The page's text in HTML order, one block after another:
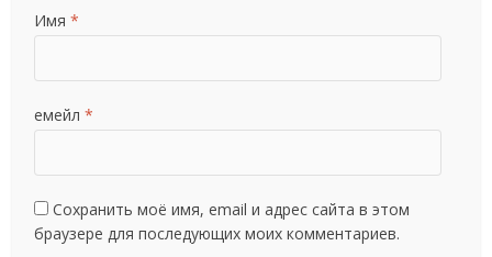
Имя *
емейл *
Сохранить моё имя, email и адрес сайта в этом
браузере для последующих моих комментариев.